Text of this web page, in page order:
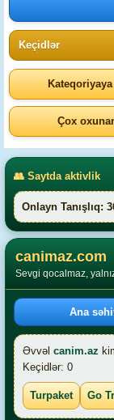
Keçidlər
Kateqoriyaya
Çox
👥 Saytda aktivlik
Onlayn Tanışlıq:
canimaz.com
Sevgi qocalmaz,
Ana
Əvvəl canim.az
Keçidlər: 0
Turpaket Go